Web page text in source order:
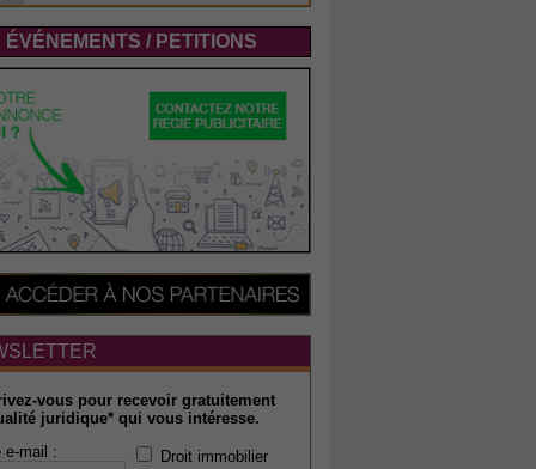
ÉVÉNEMENTS / PETITIONS
vous pour recevoir gratuitement
juridique* qui vous intéresse.
e-mail :
Droit immobilier